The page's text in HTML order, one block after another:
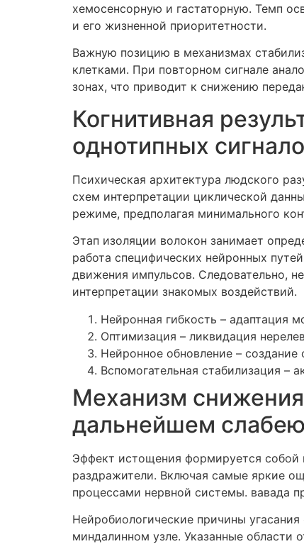
хемосенсорную и гастаторную. Темп
и его жизненной приоритетности.
Важную позицию в механизмах
клетками. При повторном сигнале
зонах, что приводит к снижению
Когнитивная
однотипных
Психическая архитектура людского
схем интерпретации циклической
режиме, предполагая минимального
Этап изоляции волокон занимает
работа специфических нейронных
движения импульсов. Следовательно,
интерпретации знакомых воздействий.
Нейронная гибкость – адаптация
Оптимизация – ликвидация
Нейронное обновление –
Вспомогательная стабилизация –
Механизм
дальнейшем
Эффект истощения формируется
раздражители. Включая самые яркие
процессами нервной системы. вавада
Нейробиологические причины
миндалинном узле. Указанные области